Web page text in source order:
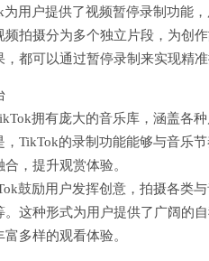
为用户提供了视频暂停录制功能
拍摄分为多个独立片段，为创
，都可以通过暂停录制来实现精
拥有庞大的音乐库，涵盖各
TikTok的录制功能能够与音乐
，提升观赏体验。
鼓励用户发挥创意，拍摄各类
这种形式为用户提供了广阔的
多样的观看体验。